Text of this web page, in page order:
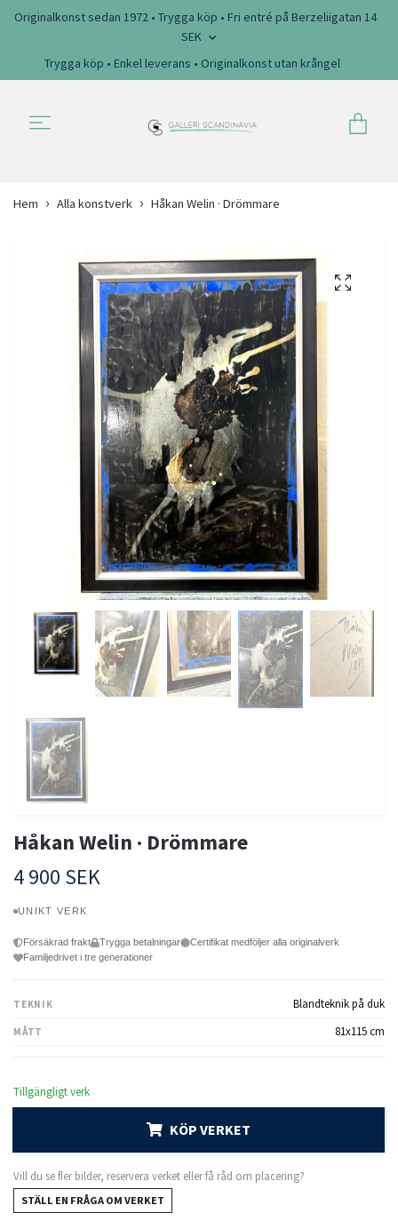
Originalkonst sedan 1972 • Trygga köp • Fri entré på Berzeliigatan 14
SEK
Trygga köp • Enkel leverans • Originalkonst utan krångel
Hem Alla konstverk Håkan Welin · Drömmare
Håkan Welin · Drömmare
4 900 SEK
UNIKT VERK
Försäkrad frakt Trygga betalningar
Certifikat medföljer alla originalverk
Familjedrivet i tre generationer
TEKNIK Blandteknik på duk
MÅTT 81x115 cm
Tillgängligt verk
KÖP VERKET
Vill du se fler bilder, reservera verket eller få råd om placering?
STÄLL EN FRÅGA OM VERKET